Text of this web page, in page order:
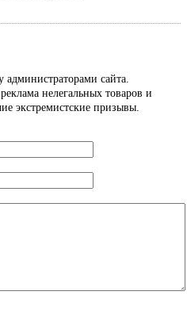
сайта.
нелегальных товаров и
экстремистские призывы.